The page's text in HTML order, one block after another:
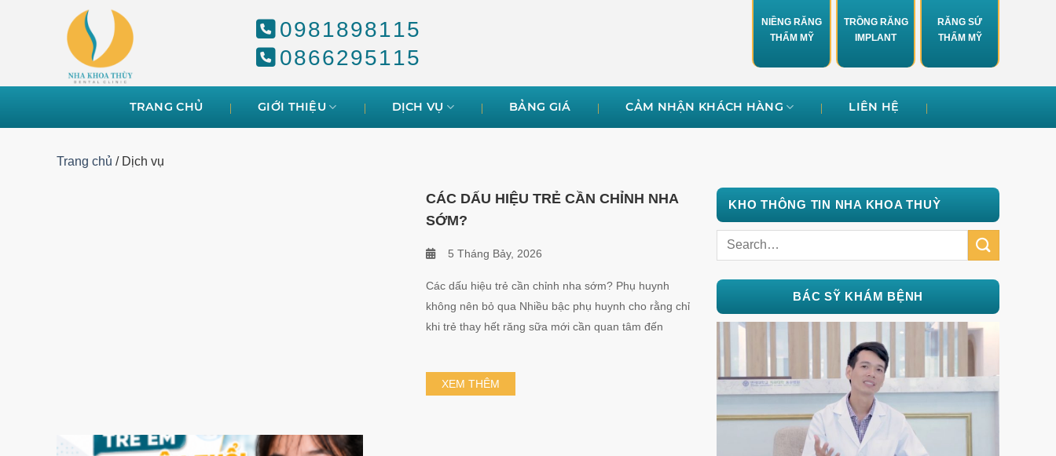
0981898115
0866295115
NIỀNG RĂNG
THẨM MỸ
TRỒNG RĂNG
IMPLANT
RĂNG SỨ
THẨM MỸ
TRANG CHỦ GIỚI THIỆU DỊCH VỤ BẢNG GIÁ CẢM NHẬN KHÁCH HÀNG LIÊN HỆ
Trang chủ / Dịch vụ
CÁC DẤU HIỆU TRẺ CẦN CHỈNH NHA
SỚM?
5 Tháng Bảy, 2026
Các dấu hiệu trẻ cần chỉnh nha sớm? Phụ huynh
không nên bỏ qua Nhiều bậc phụ huynh cho rằng chỉ
khi trẻ thay hết răng sữa mới cần quan tâm đến
XEM THÊM
KHO THÔNG TIN NHA KHOA THUỲ
BÁC SỸ KHÁM BỆNH